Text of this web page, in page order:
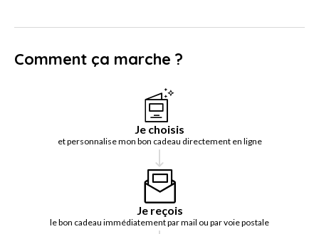
Comment ça marche ?
Je choisis
et personnalise mon bon cadeau directement en ligne
Je reçois
le bon cadeau immédiatement par mail ou par voie postale